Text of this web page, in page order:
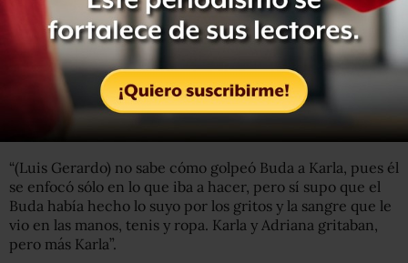
El mensaje que dejaron aquella tarde sí fue claro: “bájale a
tus pinches notas o te va a cargar la chingada
”.
No tardaron más de cinco minutos en cometer el delito;
cada uno sabía qué tarea le correspondía.
“(Luis Gerardo) no sabe cómo golpeó Buda a Karla, pues él
se enfocó sólo en lo que iba a hacer, pero sí supo que el
Buda había hecho lo suyo por los gritos y la sangre que le
vio en las manos, tenis y ropa. Karla y Adriana gritaban,
pero más Karla”.